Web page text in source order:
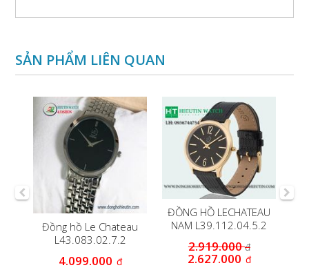
SẢN PHẨM LIÊN QUAN
Đồng hồ Le Chateau
L43.083.02.7.2
4.099.000 đ
ĐỒNG HỒ LECHATEAU
NAM L39.112.04.5.2
2.919.000đ
2.627.000 đ